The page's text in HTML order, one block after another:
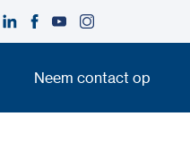
Neem contact op